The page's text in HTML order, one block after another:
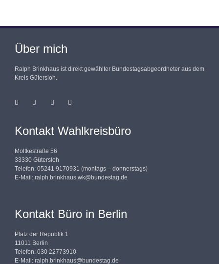
Über mich
Ralph Brinkhaus ist direkt gewählter Bundestagsabgeordneter aus dem
Kreis Gütersloh.
Kontakt Wahlkreisbüro
Moltkestraße 56
33330 Gütersloh
Telefon: 05241 9170931 (montags – donnerstags)
E-Mail: ralph.brinkhaus.wk@bundestag.de
Kontakt Büro in Berlin
Platz der Republik 1
11011 Berlin
Telefon: 030 22773910
E-Mail: ralph.brinkhaus@bundestag.de